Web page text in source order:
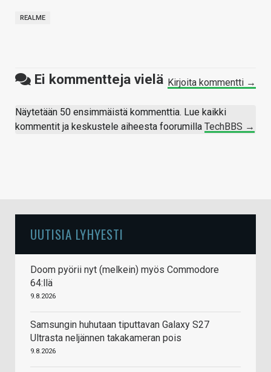
REALME
Ei kommentteja vielä Kirjoita kommentti →
Näytetään 50 ensimmäistä kommenttia. Lue kaikki
kommentit ja keskustele aiheesta foorumilla TechBBS →
UUTISIA LYHYESTI
Doom pyörii nyt (melkein) myös Commodore
64:llä
9.8.2026
Samsungin huhutaan tiputtavan Galaxy S27
Ultrasta neljännen takakameran pois
9.8.2026